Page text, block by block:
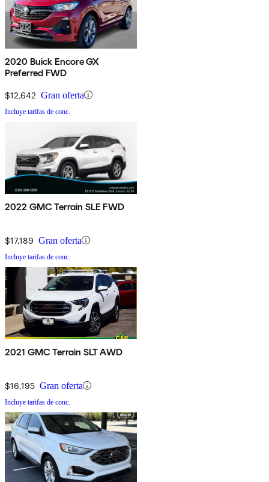
2020 Buick Encore GX
Preferred FWD
$12,642 Gran oferta
Incluye tarifas de conc.
2022 GMC Terrain SLE FWD
$17,189 Gran oferta
Incluye tarifas de conc.
2021 GMC Terrain SLT AWD
$16,195 Gran oferta
Incluye tarifas de conc.